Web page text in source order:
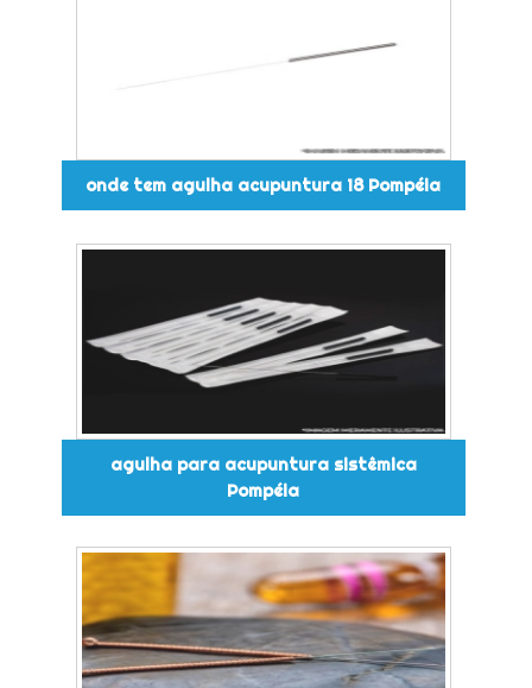
onde tem agulha acupuntura 18 Pompéia
agulha para acupuntura sistêmica
Pompéia